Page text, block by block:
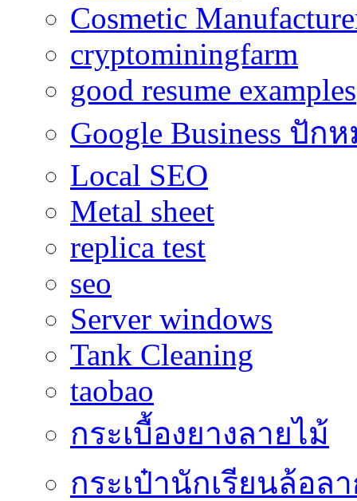
Cosmetic
cryptominingfarm
good resume examples
Google Business ปัก
Local SEO
Metal sheet
replica test
seo
Server windows
Tank Cleaning
taobao
กระเบื้องยางลายไม้
กระเป๋านักเรียนล้อล